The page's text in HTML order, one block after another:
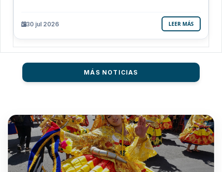
30 jul 2026 LEER MÁS
MÁS NOTICIAS